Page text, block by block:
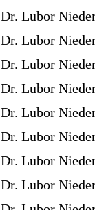
Dr. Lubor
Dr. Lubor
Dr. Lubor
Dr. Lubor
Dr. Lubor
Dr. Lubor
Dr. Lubor
Dr. Lubor